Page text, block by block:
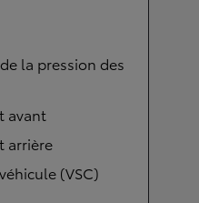
la pression des
avant
arrière
(VSC)